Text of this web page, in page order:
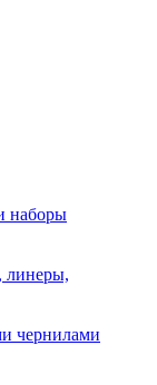
наборы
линеры,
чернилами